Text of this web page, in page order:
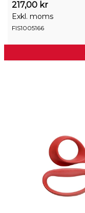
217,00 kr
Exkl. moms
FIS1005166